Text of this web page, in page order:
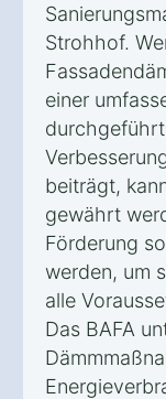
Strohhof.
einer
beiträgt,
gewährt
Förderung
werden, um
alle
Das BAFA